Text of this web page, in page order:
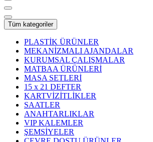
Tüm kategoriler
PLASTİK ÜRÜNLER
MEKANİZMALI AJANDALAR
KURUMSAL ÇALIŞMALAR
MATBAA ÜRÜNLERİ
MASA SETLERİ
15 x 21 DEFTER
KARTVİZİTLİKLER
SAATLER
ANAHTARLIKLAR
VIP KALEMLER
ŞEMSİYELER